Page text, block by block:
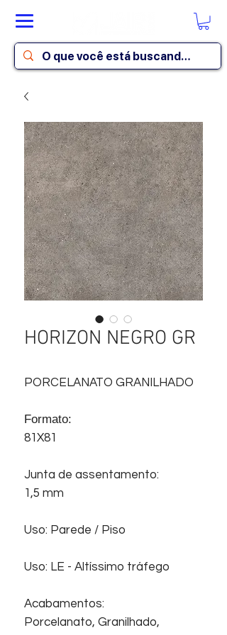
HORIZON NEGRO GR
PORCELANATO GRANILHADO
Formato:
81X81
Junta de assentamento:
1,5 mm
Uso: Parede / Piso
Uso: LE - Altíssimo tráfego
Acabamentos:
Porcelanato, Granilhado,